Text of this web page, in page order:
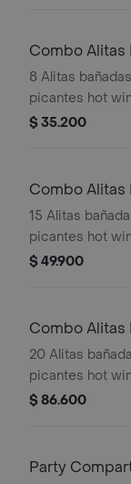
Combo Alitas
8 Alitas
picantes hot
trozo de ala) + 1
$ 35.200
Combo Alitas
15 Alitas
picantes hot
trozo de ala) + 2
$ 49.900
Combo Alitas
20 Alitas
picantes hot
trozo de ala) + 3
$ 86.600
Party